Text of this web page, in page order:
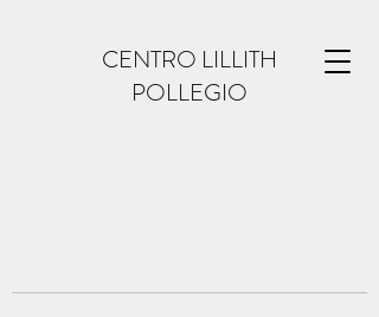
CENTRO LILLITH
POLLEGIO